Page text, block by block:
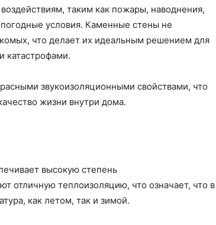
таким как пожары, наводнения,
условия. Каменные стены не
что делает их идеальным решением для
катастрофами.
звукоизоляционными свойствами, что
жизни внутри дома.
высокую степень
отличную теплоизоляцию, что означает, что в
как летом, так и зимой.